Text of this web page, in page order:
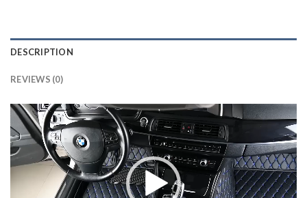
DESCRIPTION
REVIEWS (0)
Lecteur
vidéo